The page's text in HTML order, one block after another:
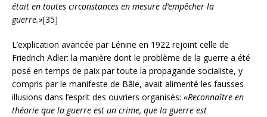
était en toutes circonstances en mesure d’empêcher la
guerre.»[35]
L’explication avancée par Lénine en 1922 rejoint celle de
Friedrich Adler: la manière dont le problème de la guerre a été
posé en temps de paix par toute la propagande socialiste, y
compris par le manifeste de Bâle, avait alimenté les fausses
illusions dans l’esprit des ouvriers organisés: «Reconnaître en
théorie que la guerre est un crime, que la guerre est